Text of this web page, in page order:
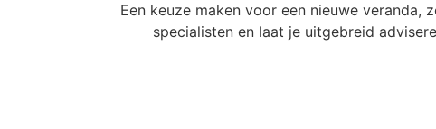
Een keuze maken voor een nieuwe
specialisten en laat je uitgebreid